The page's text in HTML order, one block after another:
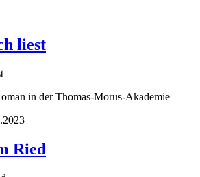
liest
in der Thomas-Morus-Akademie
Ried